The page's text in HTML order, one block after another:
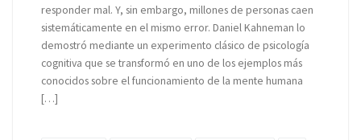
responder mal. Y, sin embargo, millones de personas caen
sistemáticamente en el mismo error. Daniel Kahneman lo
demostró mediante un experimento clásico de psicología
cognitiva que se transformó en uno de los ejemplos más
conocidos sobre el funcionamiento de la mente humana
[…]